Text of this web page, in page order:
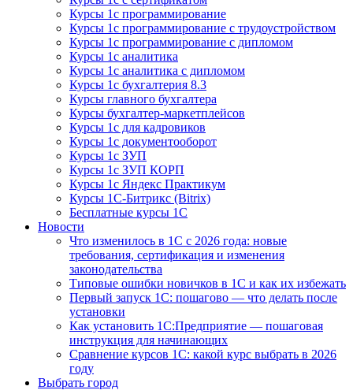
Курсы 1с программирование
Курсы 1с программирование с трудоустройством
Курсы 1с программирование с дипломом
Курсы 1с аналитика
Курсы 1с аналитика с дипломом
Курсы 1с бухгалтерия 8.3
Курсы главного бухгалтера
Курсы бухгалтер-маркетплейсов
Курсы 1с для кадровиков
Курсы 1с документооборот
Курсы 1с ЗУП
Курсы 1с ЗУП КОРП
Курсы 1с Яндекс Практикум
Курсы 1С-Битрикс (Bitrix)
Бесплатные курсы 1С
Новости
Что изменилось в 1С с 2026 года: новые
требования, сертификация и изменения
законодательства
Типовые ошибки новичков в 1С и как их избежать
Первый запуск 1С: пошагово — что делать после
установки
Как установить 1С:Предприятие — пошаговая
инструкция для начинающих
Сравнение курсов 1С: какой курс выбрать в 2026
году
Выбрать город